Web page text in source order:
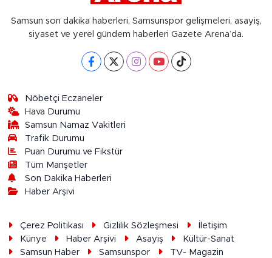
Samsun son dakika haberleri, Samsunspor gelişmeleri, asayiş,
siyaset ve yerel gündem haberleri Gazete Arena’da.
Nöbetçi Eczaneler
Hava Durumu
Samsun Namaz Vakitleri
Trafik Durumu
Puan Durumu ve Fikstür
Tüm Manşetler
Son Dakika Haberleri
Haber Arşivi
Çerez Politikası Gizlilik Sözleşmesi
İletişim
Künye
Haber Arşivi Asayiş
Kültür-Sanat
Samsun Haber
Samsunspor TV- Magazin